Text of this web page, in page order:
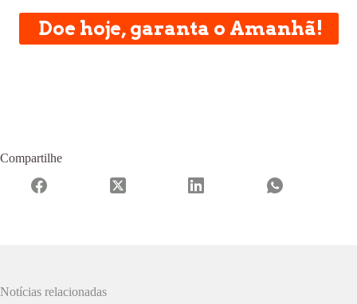
Doe hoje, garanta o Amanhã!
Compartilhe
Notícias relacionadas